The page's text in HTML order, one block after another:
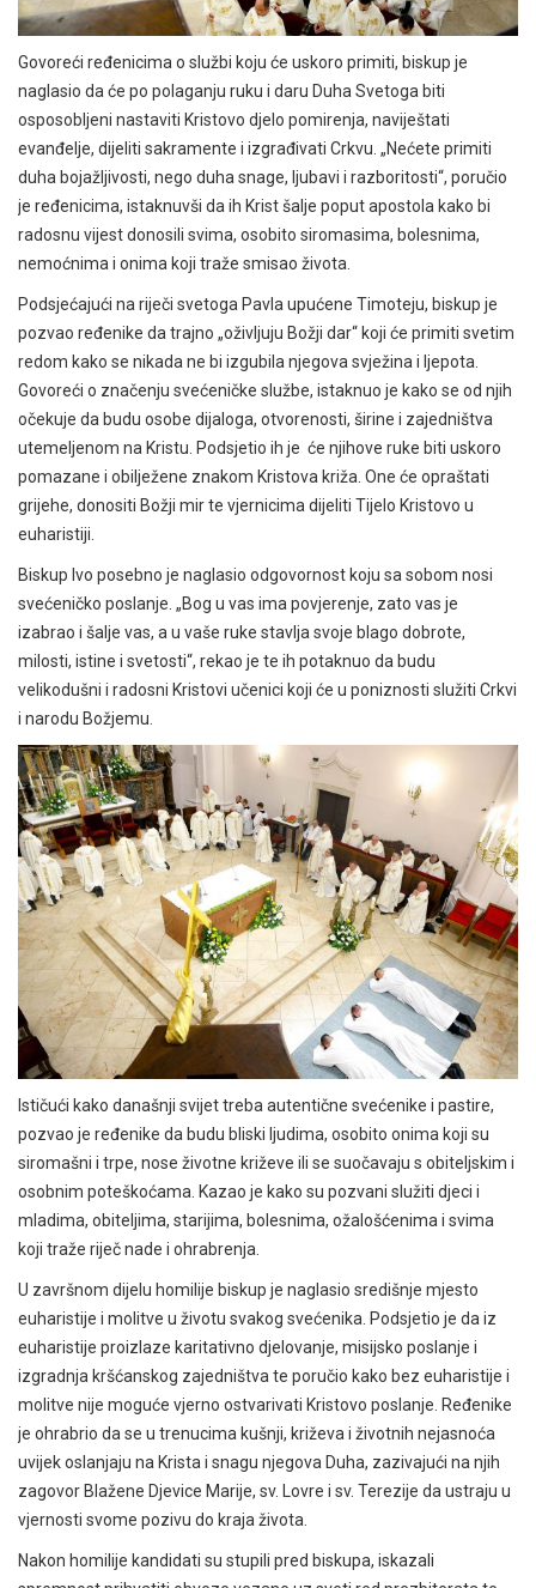
Govoreći ređenicima o službi koju će uskoro primiti, biskup je
naglasio da će po polaganju ruku i daru Duha Svetoga biti
osposobljeni nastaviti Kristovo djelo pomirenja, naviještati
evanđelje, dijeliti sakramente i izgrađivati Crkvu. „Nećete primiti
duha bojažljivosti, nego duha snage, ljubavi i razboritosti“, poručio
je ređenicima, istaknuvši da ih Krist šalje poput apostola kako bi
radosnu vijest donosili svima, osobito siromasima, bolesnima,
nemoćnima i onima koji traže smisao života.
Podsjećajući na riječi svetoga Pavla upućene Timoteju, biskup je
pozvao ređenike da trajno „oživljuju Božji dar“ koji će primiti svetim
redom kako se nikada ne bi izgubila njegova svježina i ljepota.
Govoreći o značenju svećeničke službe, istaknuo je kako se od njih
očekuje da budu osobe dijaloga, otvorenosti, širine i zajedništva
utemeljenom na Kristu. Podsjetio ih je će njihove ruke biti uskoro
pomazane i obilježene znakom Kristova križa. One će opraštati
grijehe, donositi Božji mir te vjernicima dijeliti Tijelo Kristovo u
euharistiji.
Biskup Ivo posebno je naglasio odgovornost koju sa sobom nosi
svećeničko poslanje. „Bog u vas ima povjerenje, zato vas je
izabrao i šalje vas, a u vaše ruke stavlja svoje blago dobrote,
milosti, istine i svetosti“, rekao je te ih potaknuo da budu
velikodušni i radosni Kristovi učenici koji će u poniznosti služiti Crkvi
i narodu Božjemu.
Ističući kako današnji svijet treba autentične svećenike i pastire,
pozvao je ređenike da budu bliski ljudima, osobito onima koji su
siromašni i trpe, nose životne križeve ili se suočavaju s obiteljskim i
osobnim poteškoćama. Kazao je kako su pozvani služiti djeci i
mladima, obiteljima, starijima, bolesnima, ožalošćenima i svima
koji traže riječ nade i ohrabrenja.
U završnom dijelu homilije biskup je naglasio središnje mjesto
euharistije i molitve u životu svakog svećenika. Podsjetio je da iz
euharistije proizlaze karitativno djelovanje, misijsko poslanje i
izgradnja kršćanskog zajedništva te poručio kako bez euharistije i
molitve nije moguće vjerno ostvarivati Kristovo poslanje. Ređenike
je ohrabrio da se u trenucima kušnji, križeva i životnih nejasnoća
uvijek oslanjaju na Krista i snagu njegova Duha, zazivajući na njih
zagovor Blažene Djevice Marije, sv. Lovre i sv. Terezije da ustraju u
vjernosti svome pozivu do kraja života.
Nakon homilije kandidati su stupili pred biskupa, iskazali